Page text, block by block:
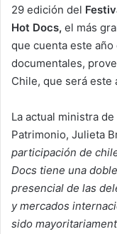
29 edición del
Hot Docs, el más
que cuenta este
documentales,
Chile, que será este
La actual ministra
Patrimonio, Julieta
participación de
Docs tiene una
presencial de las
y mercados
sido